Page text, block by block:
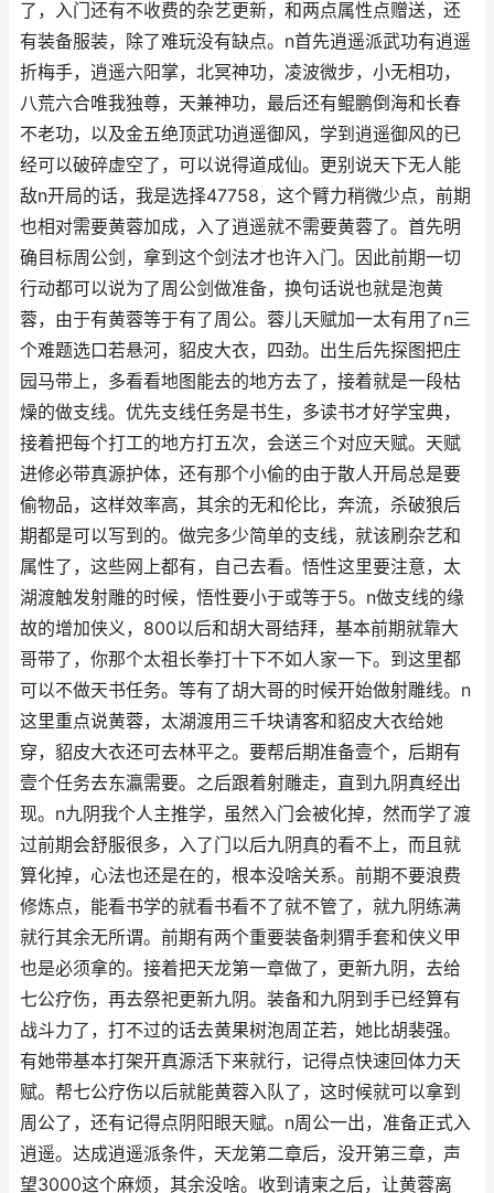
了，入门还有不收费的杂艺更新，和两点属性点赠送，还
有装备服装，除了难玩没有缺点。n首先逍遥派武功有逍遥
折梅手，逍遥六阳掌，北冥神功，凌波微步，小无相功，
八荒六合唯我独尊，天兼神功，最后还有鲲鹏倒海和长春
不老功，以及金五绝顶武功逍遥御风，学到逍遥御风的已
经可以破碎虚空了，可以说得道成仙。更别说天下无人能
敌n开局的话，我是选择47758，这个臂力稍微少点，前期
也相对需要黄蓉加成，入了逍遥就不需要黄蓉了。首先明
确目标周公剑，拿到这个剑法才也许入门。因此前期一切
行动都可以说为了周公剑做准备，换句话说也就是泡黄
蓉，由于有黄蓉等于有了周公。蓉儿天赋加一太有用了n三
个难题选口若悬河，貂皮大衣，四劲。出生后先探图把庄
园马带上，多看看地图能去的地方去了，接着就是一段枯
燥的做支线。优先支线任务是书生，多读书才好学宝典，
接着把每个打工的地方打五次，会送三个对应天赋。天赋
进修必带真源护体，还有那个小偷的由于散人开局总是要
偷物品，这样效率高，其余的无和伦比，奔流，杀破狼后
期都是可以写到的。做完多少简单的支线，就该刷杂艺和
属性了，这些网上都有，自己去看。悟性这里要注意，太
湖渡触发射雕的时候，悟性要小于或等于5。n做支线的缘
故的增加侠义，800以后和胡大哥结拜，基本前期就靠大
哥带了，你那个太祖长拳打十下不如人家一下。到这里都
可以不做天书任务。等有了胡大哥的时候开始做射雕线。n
这里重点说黄蓉，太湖渡用三千块请客和貂皮大衣给她
穿，貂皮大衣还可去林平之。要帮后期准备壹个，后期有
壹个任务去东瀛需要。之后跟着射雕走，直到九阴真经出
现。n九阴我个人主推学，虽然入门会被化掉，然而学了渡
过前期会舒服很多，入了门以后九阴真的看不上，而且就
算化掉，心法也还是在的，根本没啥关系。前期不要浪费
修炼点，能看书学的就看书看不了就不管了，就九阴练满
就行其余无所谓。前期有两个重要装备刺猬手套和侠义甲
也是必须拿的。接着把天龙第一章做了，更新九阴，去给
七公疗伤，再去祭祀更新九阴。装备和九阴到手已经算有
战斗力了，打不过的话去黄果树泡周芷若，她比胡裴强。
有她带基本打架开真源活下来就行，记得点快速回体力天
赋。帮七公疗伤以后就能黄蓉入队了，这时候就可以拿到
周公了，还有记得点阴阳眼天赋。n周公一出，准备正式入
逍遥。达成逍遥派条件，天龙第二章后，没开第三章，声
望3000这个麻烦，其余没啥。收到请柬之后，让黄蓉离